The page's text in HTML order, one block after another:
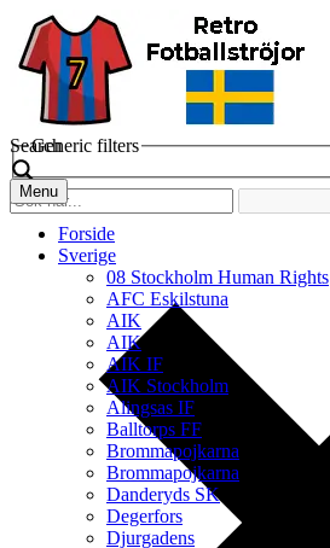
Search
Generic filters
Menu
Forside
Sverige
08 Stockholm Human Rights
AFC Eskilstuna
AIK
AIK
AIK IF
AIK Stockholm
Alingsas IF
Balltorps FF
Brommapojkarna
Brommapojkarna
Danderyds SK
Degerfors
Djurgadens